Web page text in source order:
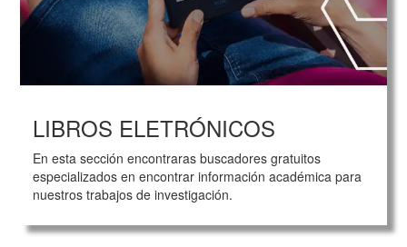
LIBROS ELETRÓNICOS
En esta sección encontraras buscadores gratuitos
especializados en encontrar información académica para
nuestros trabajos de investigación.